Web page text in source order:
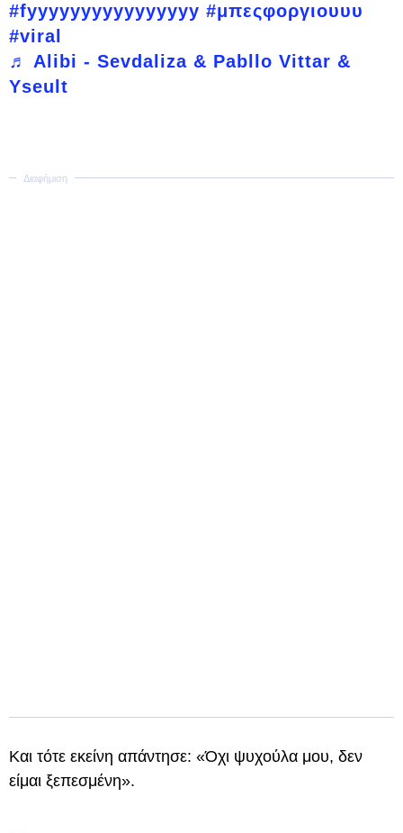
#fyyyyyyyyyyyyyyyy #μπεςφοργιουυυ
#viral
♬ Alibi - Sevdaliza & Pabllo Vittar &
Yseult
Και τότε εκείνη απάντησε: «Όχι ψυχούλα μου, δεν
είμαι ξεπεσμένη».